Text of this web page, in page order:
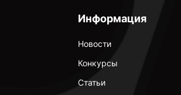
Информация
Новости
Конкурсы
Статьи